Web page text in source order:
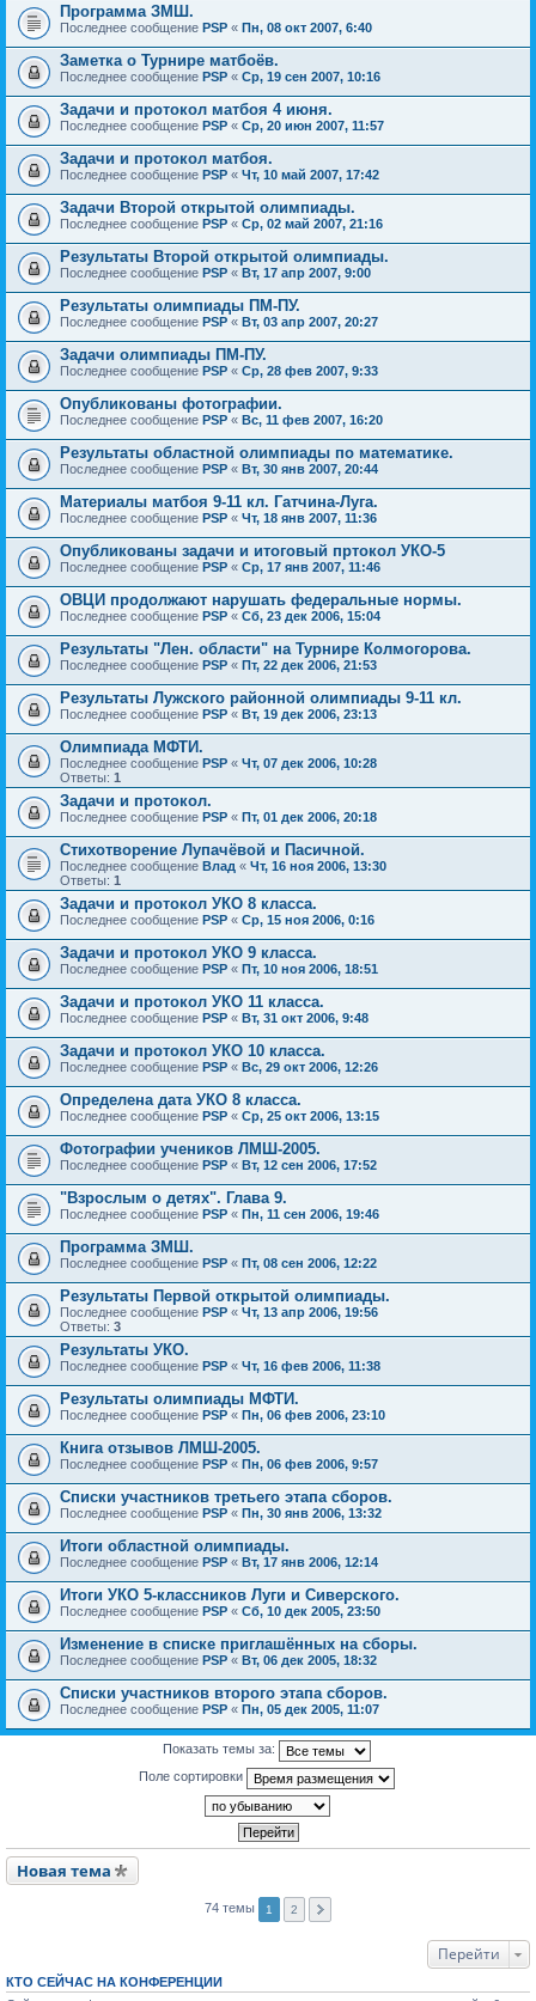
Программа ЗМШ.
Последнее сообщение PSP « Пн, 08 окт 2007, 6:40
Заметка о Турнире матбоёв.
Последнее сообщение PSP « Ср, 19 сен 2007, 10:16
Задачи и протокол матбоя 4 июня.
Последнее сообщение PSP « Ср, 20 июн 2007, 11:57
Задачи и протокол матбоя.
Последнее сообщение PSP « Чт, 10 май 2007, 17:42
Задачи Второй открытой олимпиады.
Последнее сообщение PSP « Ср, 02 май 2007, 21:16
Результаты Второй открытой олимпиады.
Последнее сообщение PSP « Вт, 17 апр 2007, 9:00
Результаты олимпиады ПМ-ПУ.
Последнее сообщение PSP « Вт, 03 апр 2007, 20:27
Задачи олимпиады ПМ-ПУ.
Последнее сообщение PSP « Ср, 28 фев 2007, 9:33
Опубликованы фотографии.
Последнее сообщение PSP « Вс, 11 фев 2007, 16:20
Результаты областной олимпиады по математике.
Последнее сообщение PSP « Вт, 30 янв 2007, 20:44
Материалы матбоя 9-11 кл. Гатчина-Луга.
Последнее сообщение PSP « Чт, 18 янв 2007, 11:36
Опубликованы задачи и итоговый пртокол УКО-5
Последнее сообщение PSP « Ср, 17 янв 2007, 11:46
ОВЦИ продолжают нарушать федеральные нормы.
Последнее сообщение PSP « Сб, 23 дек 2006, 15:04
Результаты "Лен. области" на Турнире Колмогорова.
Последнее сообщение PSP « Пт, 22 дек 2006, 21:53
Результаты Лужского районной олимпиады 9-11 кл.
Последнее сообщение PSP « Вт, 19 дек 2006, 23:13
Олимпиада МФТИ.
Последнее сообщение PSP « Чт, 07 дек 2006, 10:28
Ответы: 1
Задачи и протокол.
Последнее сообщение PSP « Пт, 01 дек 2006, 20:18
Стихотворение Лупачёвой и Пасичной.
Последнее сообщение Влад « Чт, 16 ноя 2006, 13:30
Ответы: 1
Задачи и протокол УКО 8 класса.
Последнее сообщение PSP « Ср, 15 ноя 2006, 0:16
Задачи и протокол УКО 9 класса.
Последнее сообщение PSP « Пт, 10 ноя 2006, 18:51
Задачи и протокол УКО 11 класса.
Последнее сообщение PSP « Вт, 31 окт 2006, 9:48
Задачи и протокол УКО 10 класса.
Последнее сообщение PSP « Вс, 29 окт 2006, 12:26
Определена дата УКО 8 класса.
Последнее сообщение PSP « Ср, 25 окт 2006, 13:15
Фотографии учеников ЛМШ-2005.
Последнее сообщение PSP « Вт, 12 сен 2006, 17:52
"Взрослым о детях". Глава 9.
Последнее сообщение PSP « Пн, 11 сен 2006, 19:46
Программа ЗМШ.
Последнее сообщение PSP « Пт, 08 сен 2006, 12:22
Результаты Первой открытой олимпиады.
Последнее сообщение PSP « Чт, 13 апр 2006, 19:56
Ответы: 3
Результаты УКО.
Последнее сообщение PSP « Чт, 16 фев 2006, 11:38
Результаты олимпиады МФТИ.
Последнее сообщение PSP « Пн, 06 фев 2006, 23:10
Книга отзывов ЛМШ-2005.
Последнее сообщение PSP « Пн, 06 фев 2006, 9:57
Списки участников третьего этапа сборов.
Последнее сообщение PSP « Пн, 30 янв 2006, 13:32
Итоги областной олимпиады.
Последнее сообщение PSP « Вт, 17 янв 2006, 12:14
Итоги УКО 5-классников Луги и Сиверского.
Последнее сообщение PSP « Сб, 10 дек 2005, 23:50
Изменение в списке приглашённых на сборы.
Последнее сообщение PSP « Вт, 06 дек 2005, 18:32
Списки участников второго этапа сборов.
Последнее сообщение PSP « Пн, 05 дек 2005, 11:07
Показать темы за:
Поле сортировки
Новая тема
74 темы 1 2
Перейти
КТО СЕЙЧАС НА КОНФЕРЕНЦИИ